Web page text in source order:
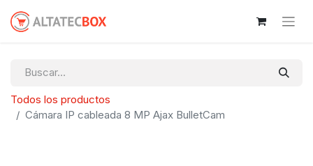
Todos los productos
Cámara IP cableada 8 MP Ajax BulletCam